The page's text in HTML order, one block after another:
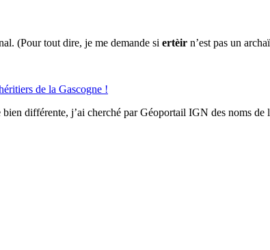
(Pour tout dire, je me demande si ertèir n’est pas un
de la Gascogne !
différente, j’ai cherché par Géoportail IGN des noms de